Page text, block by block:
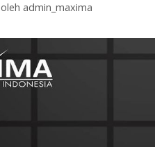
oleh admin_maxima